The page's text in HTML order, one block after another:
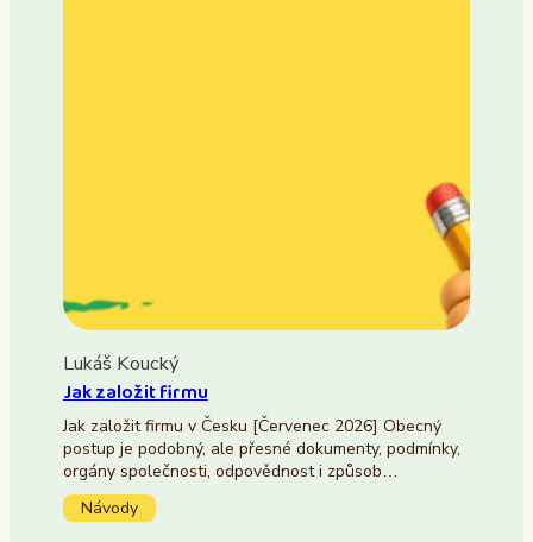
Lukáš Koucký
Jak založit firmu
Jak založit firmu v Česku [Červenec 2026] Obecný
postup je podobný, ale přesné dokumenty, podmínky,
orgány společnosti, odpovědnost i způsob…
Návody